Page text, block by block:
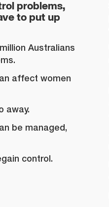
problems,
to put up
Australians
affect women
away.
be managed,
control.